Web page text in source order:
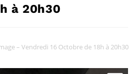
à 20h30
– Vendredi 16 Octobre de 18h à 20h30